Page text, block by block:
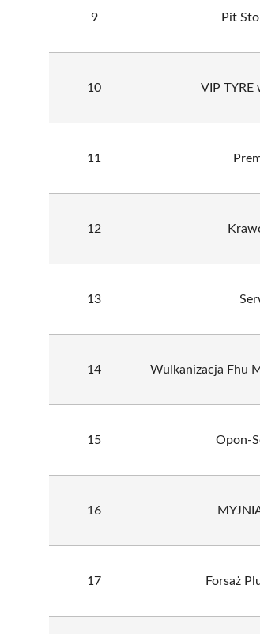
9 Pit
10 VIP TYRE
11
12
13
14 Wulkanizacja Fhu
15 Opon-
16
17 Forsaż